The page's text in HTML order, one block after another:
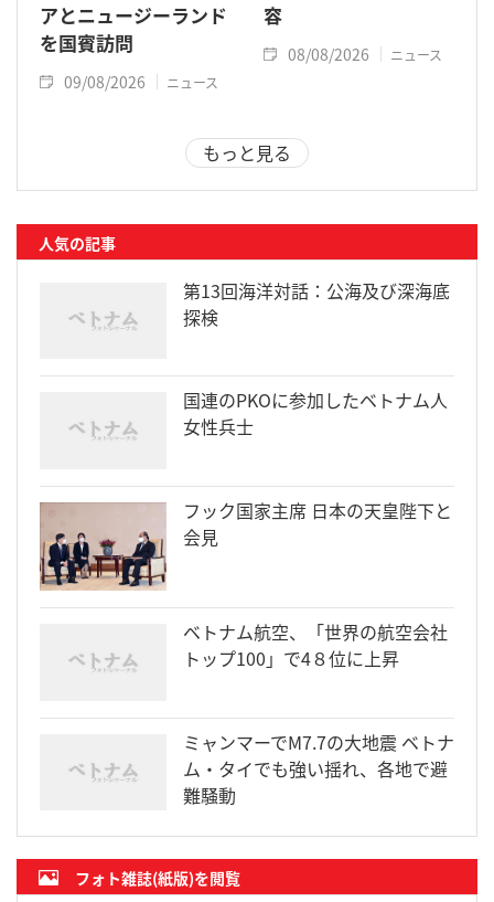
アとニュージーランド
を国賓訪問
09/08/2026 ニュース
容
08/08/2026 ニュース
もっと見る
人気の記事
第13回海洋対話：公海及び深海底
探検
国連のPKOに参加したベトナム人
女性兵士
フック国家主席 日本の天皇陛下と
会見
ベトナム航空、「世界の航空会社
トップ100」で4８位に上昇
ミャンマーでM7.7の大地震 ベトナ
ム・タイでも強い揺れ、各地で避
難騒動
フォト雑誌(紙版)を閲覧